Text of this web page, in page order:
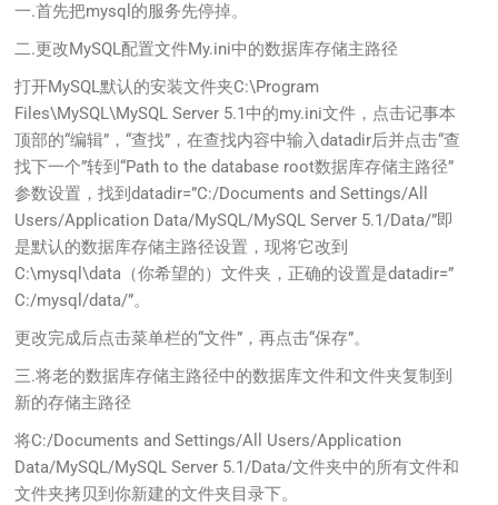
一.首先把mysql的服务先停掉。
二.更改MySQL配置文件My.ini中的数据库存储主路径
打开MySQL默认的安装文件夹C:\Program
Files\MySQL\MySQL Server 5.1中的my.ini文件，点击记事本
顶部的“编辑”，“查找”，在查找内容中输入datadir后并点击“查
找下一个”转到“Path to the database root数据库存储主路径”
参数设置，找到datadir=”C:/Documents and Settings/All
Users/Application Data/MySQL/MySQL Server 5.1/Data/”即
是默认的数据库存储主路径设置，现将它改到
C:\mysql\data（你希望的）文件夹，正确的设置是datadir=”
C:/mysql/data/”。
更改完成后点击菜单栏的“文件”，再点击“保存”。
三.将老的数据库存储主路径中的数据库文件和文件夹复制到
新的存储主路径
将C:/Documents and Settings/All Users/Application
Data/MySQL/MySQL Server 5.1/Data/文件夹中的所有文件和
文件夹拷贝到你新建的文件夹目录下。